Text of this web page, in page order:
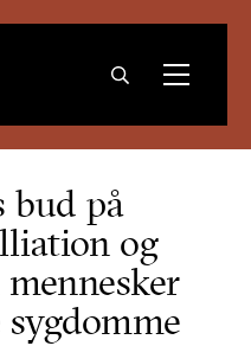
bud på
og